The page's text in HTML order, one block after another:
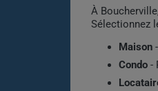
À
Sélectionnez
Maison
Condo -